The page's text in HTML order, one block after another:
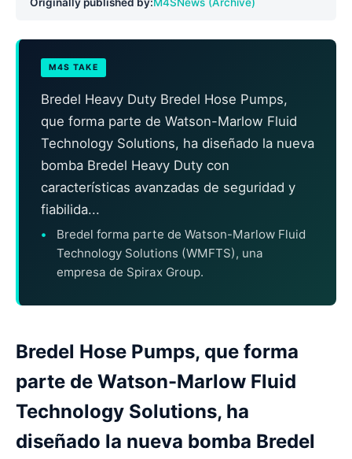
M4S TAKE
Bredel Heavy Duty Bredel Hose Pumps,
que forma parte de Watson-Marlow Fluid
Technology Solutions, ha diseñado la nueva
bomba Bredel Heavy Duty con
características avanzadas de seguridad y
fiabilida...
Bredel forma parte de Watson-Marlow Fluid
Technology Solutions (WMFTS), una
empresa de Spirax Group.
Bredel Hose Pumps, que forma
parte de Watson-Marlow Fluid
Technology Solutions, ha
diseñado la nueva bomba Bredel